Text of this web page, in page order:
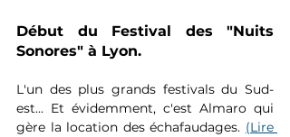
Début du Festival des "Nuits
Sonores" à Lyon.
L'un des plus grands festivals du Sud-
est... Et évidemment, c'est Almaro qui
gère la location des échafaudages. (Lire